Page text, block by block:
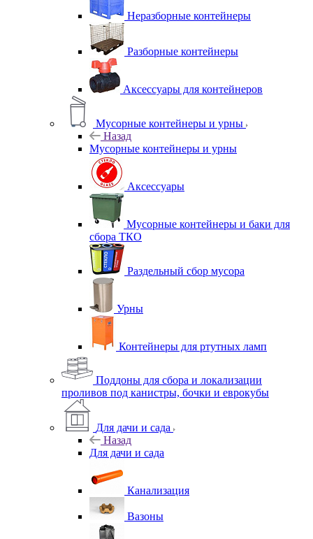
Неразборные контейнеры
Разборные контейнеры
Аксессуары для контейнеров
Мусорные контейнеры и урны
Назад
Мусорные контейнеры и урны
Аксессуары
Мусорные контейнеры и баки для
сбора ТКО
Раздельный сбор мусора
Урны
Контейнеры для ртутных ламп
Поддоны для сбора и локализации
проливов под канистры, бочки и еврокубы
Для дачи и сада
Назад
Для дачи и сада
Канализация
Вазоны